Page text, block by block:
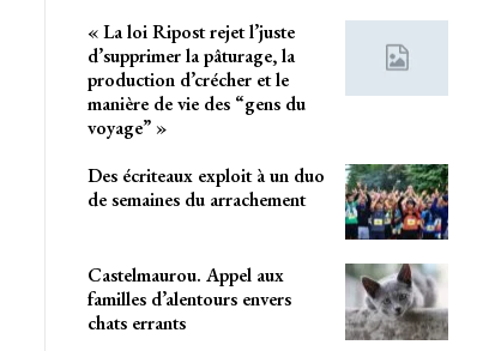
« La loi Ripost rejet l’juste
d’supprimer la pâturage, la
production d’crécher et le
manière de vie des “gens du
voyage” »
Des écriteaux exploit à un duo
de semaines du arrachement
Castelmaurou. Appel aux
familles d’alentours envers
chats errants